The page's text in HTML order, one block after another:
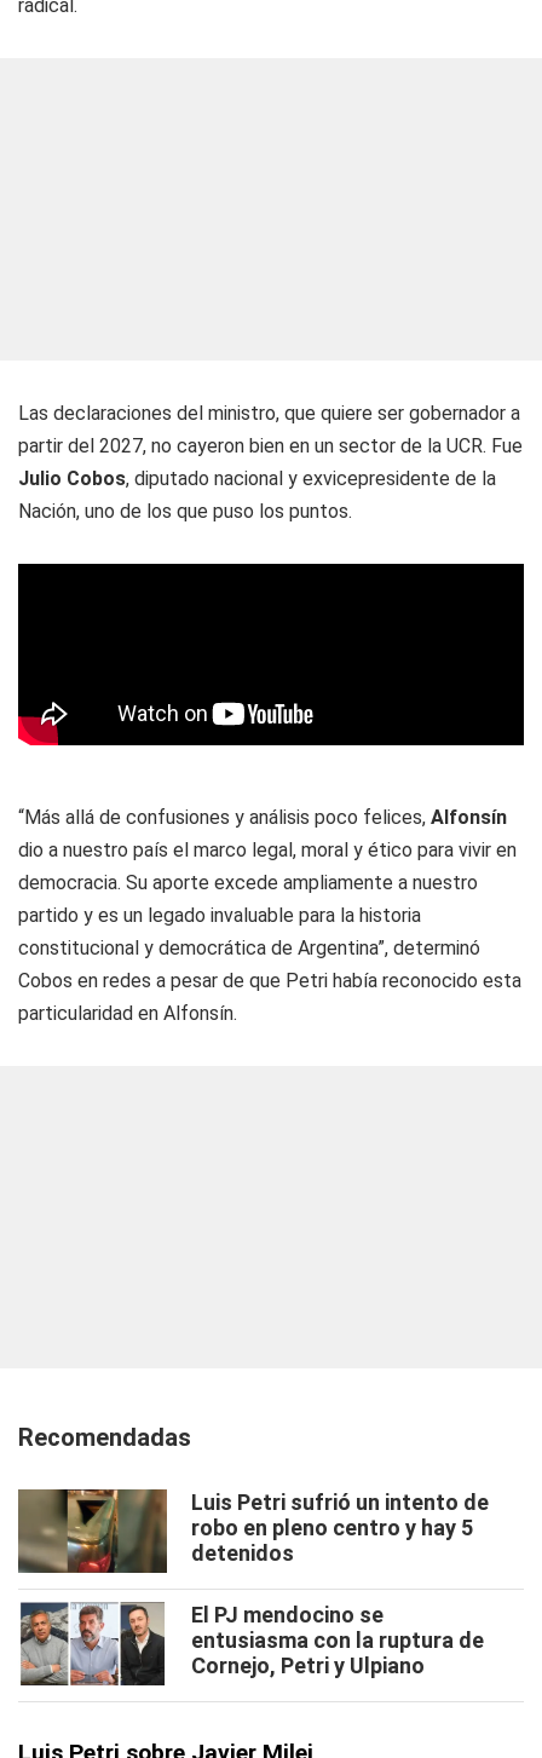
radical.
Las declaraciones del ministro, que quiere ser gobernador a
partir del 2027, no cayeron bien en un sector de la UCR. Fue
Julio Cobos, diputado nacional y exvicepresidente de la
Nación, uno de los que puso los puntos.
“Más allá de confusiones y análisis poco felices, Alfonsín
dio a nuestro país el marco legal, moral y ético para vivir en
democracia. Su aporte excede ampliamente a nuestro
partido y es un legado invaluable para la historia
constitucional y democrática de Argentina”, determinó
Cobos en redes a pesar de que Petri había reconocido esta
particularidad en Alfonsín.
Recomendadas
Luis Petri sufrió un intento de
robo en pleno centro y hay 5
detenidos
El PJ mendocino se
entusiasma con la ruptura de
Cornejo, Petri y Ulpiano